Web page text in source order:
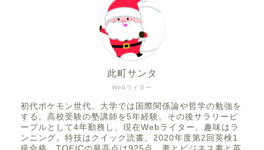
Webライター
此町サンタ
初代ポケモン世代。大学では国際関係論や哲学の勉強を
する。高校受験の塾講師を5年経験。その後サラリーピ
ープルとして4年勤務し、現在Webライター。趣味はラ
ンニング。特技はクイック読書。2020年度第2回英検1